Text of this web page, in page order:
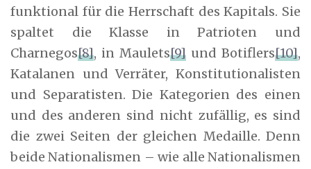
funktional für die Herrschaft des Kapitals. Sie
spaltet die Klasse in Patrioten und
Charnegos[8], in Maulets[9] und Botiflers[10],
Katalanen und Verräter, Konstitutionalisten
und Separatisten. Die Kategorien des einen
und des anderen sind nicht zufällig, es sind
die zwei Seiten der gleichen Medaille. Denn
beide Nationalismen – wie alle Nationalismen